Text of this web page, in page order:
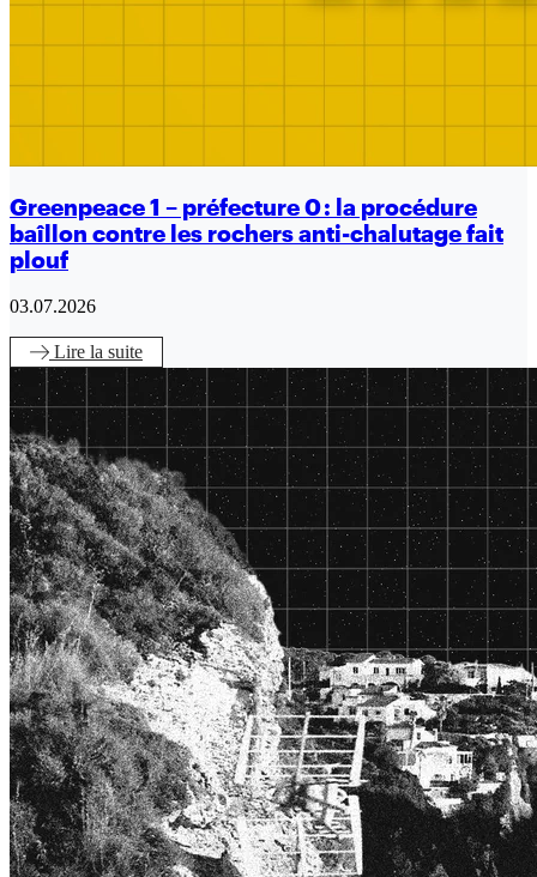
Greenpeace 1 – préfecture 0 : la procédure
baîllon contre les rochers anti-chalutage fait
plouf
03.07.2026
Lire la suite